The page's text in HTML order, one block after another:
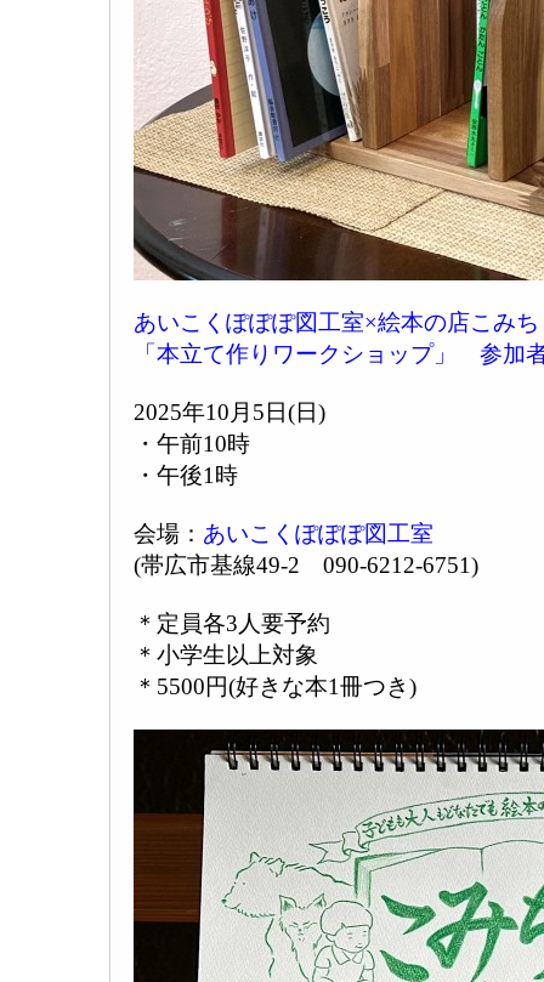
あいこくぽぽぽ図工室×絵本の店こみ
「本立て作りワークショップ」 参加
2025年10月5日(日)
・午前10時
・午後1時
会場： あいこくぽぽぽ図工室
(帯広市基線49-2 090-6212-6751)
＊定員各3人要予約
＊小学生以上対象
＊5500円(好きな本1冊つき)